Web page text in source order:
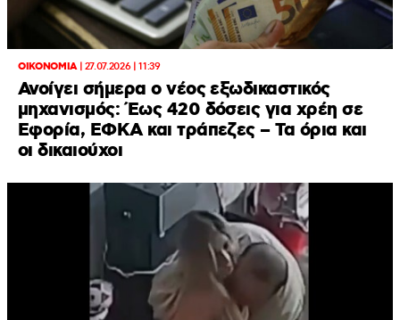
ΟΙΚΟΝΟΜΙΑ| 27.07.2026 | 11:39
Ανοίγει σήμερα ο νέος εξωδικαστικός
μηχανισμός: Έως 420 δόσεις για χρέη σε
Εφορία, ΕΦΚΑ και τράπεζες – Τα όρια και
οι δικαιούχοι